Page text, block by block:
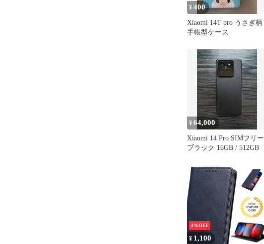
¥400
Xiaomi 14T pro うさぎ柄
手帳型ケース
¥64,000
Xiaomi 14 Pro SIMフリー
ブラック 16GB / 512GB
4%OFF
¥ 1,100